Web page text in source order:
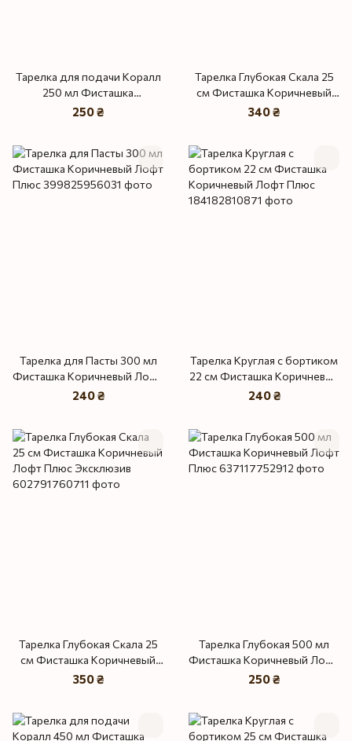
Тарелка для подачи Коралл
250 мл Фисташка
Коричневый Лофт Плюс
250 ₴
Тарелка Глубокая Скала 25
см Фисташка Коричневый
Лофт Плюс
340 ₴
Тарелка для Пасты 300 мл
Фисташка Коричневый Лофт
Плюс
240 ₴
Тарелка Круглая с бортиком
22 см Фисташка Коричневый
Лофт Плюс
240 ₴
Тарелка Глубокая Скала 25
см Фисташка Коричневый
Лофт Плюс Эксклюзив
350 ₴
Тарелка Глубокая 500 мл
Фисташка Коричневый Лофт
Плюс
250 ₴